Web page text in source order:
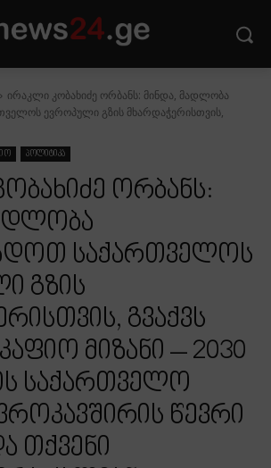
ირაკლი კობახიძე ორბანს: მინდა, მადლობა
ევროპული გზის მხარდაჭერისთვის,
პოლიტიკა
ორბანს:
საქართველოს
გზის
გვაქვს
მიზანი – 2030
საქართველო
წევრი
თქვენი